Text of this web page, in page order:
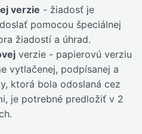
verzie - žiadosť je
pomocou špeciálnej
žiadostí a úhrad.
verzie - papierovú verziu
vytlačenej, podpísanej a
ktorá bola odoslaná cez
je potrebné predložiť v 2